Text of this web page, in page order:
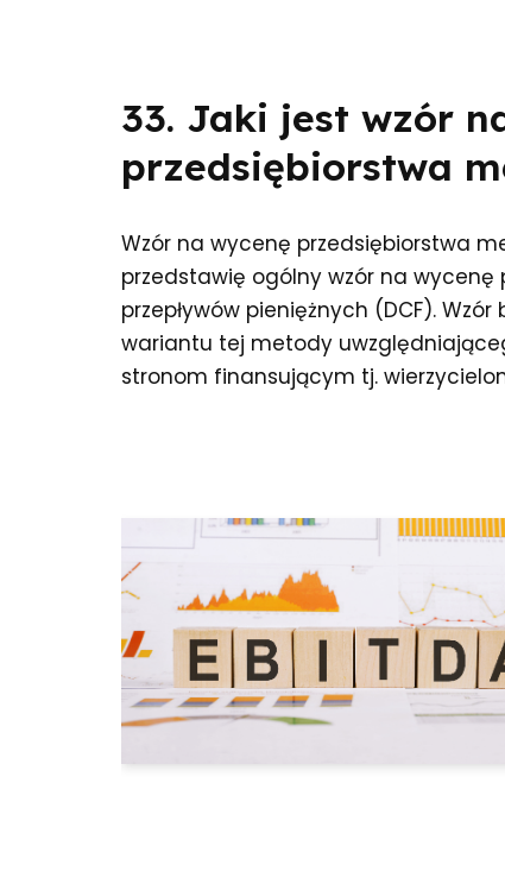
33. Jaki jest wzór
przedsiębiorstwa
Wzór na wycenę przedsiębiorstwa
przedstawię ogólny wzór na
przepływów pieniężnych (DCF).
wariantu tej metody
stronom finansującym tj.